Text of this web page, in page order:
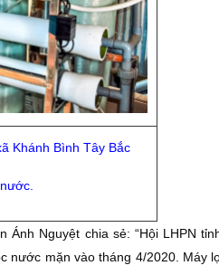
Khánh Bình Tây Bắc
Ánh Nguyệt chia sẻ: “Hội LHPN
nước mặn vào tháng 4/2020. Máy